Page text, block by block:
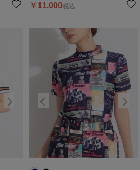
￥ 11,000税込
%OFF